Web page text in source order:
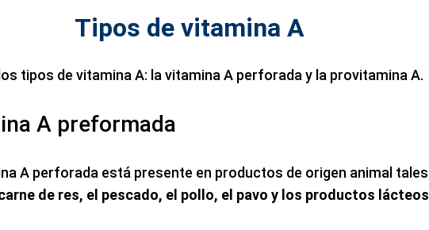
Tipos de vitamina A
tipos de vitamina A: la vitamina A perforada y la provitamina A.
A preformada
A perforada está presente en productos de origen animal tales
de res, el pescado, el pollo, el pavo y los productos lácteos